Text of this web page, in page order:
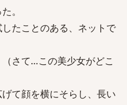
。
たことのある、ネットで
さて…この美少女がどこ
て顔を横にそらし、長い